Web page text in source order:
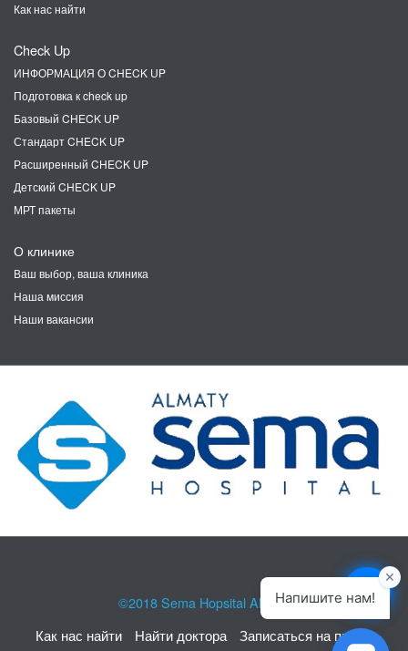
Как нас найти
Check Up
ИНФОРМАЦИЯ О CHECK UP
Подготовка к check up
Базовый CHECK UP
Стандарт CHECK UP
Расширенный CHECK UP
Детский CHECK UP
МРТ пакеты
О клинике
Ваш выбор, ваша клиника
Наша миссия
Наши вакансии
©2018Sema Hopsital Almaty
Как нас найти
Найти доктора Записаться на прием